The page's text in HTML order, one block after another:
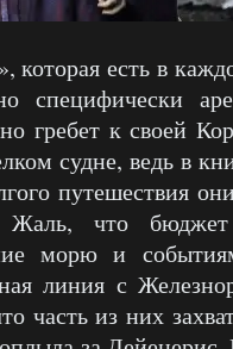
есть в
специфически
гребет к своей
судне, ведь в
путешествия
Жаль, что
морю и
линия с
часть из них